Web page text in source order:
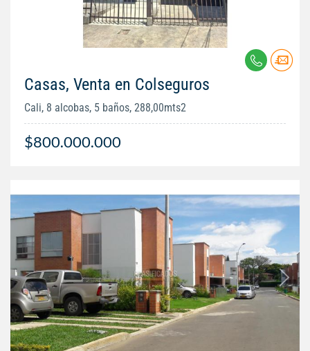
Casas, Venta en Colseguros
Cali, 8 alcobas, 5 baños, 288,00mts2
$800.000.000